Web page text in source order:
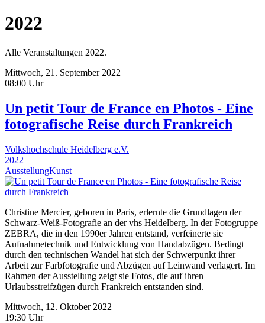
2022
Alle Veranstaltungen 2022.
Mittwoch, 21. September 2022
08:00 Uhr
Un petit Tour de France en Photos - Eine
fotografische Reise durch Frankreich
Volkshochschule Heidelberg e.V.
2022
AusstellungKunst
Christine Mercier, geboren in Paris, erlernte die Grundlagen der
Schwarz-Weiß-Fotografie an der vhs Heidelberg. In der Fotogruppe
ZEBRA, die in den 1990er Jahren entstand, verfeinerte sie
Aufnahmetechnik und Entwicklung von Handabzügen. Bedingt
durch den technischen Wandel hat sich der Schwerpunkt ihrer
Arbeit zur Farbfotografie und Abzügen auf Leinwand verlagert. Im
Rahmen der Ausstellung zeigt sie Fotos, die auf ihren
Urlaubsstreifzügen durch Frankreich entstanden sind.
Mittwoch, 12. Oktober 2022
19:30 Uhr